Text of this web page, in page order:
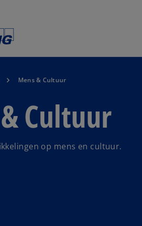
Mens & Cultuur
Cultuur
op mens en cultuur.